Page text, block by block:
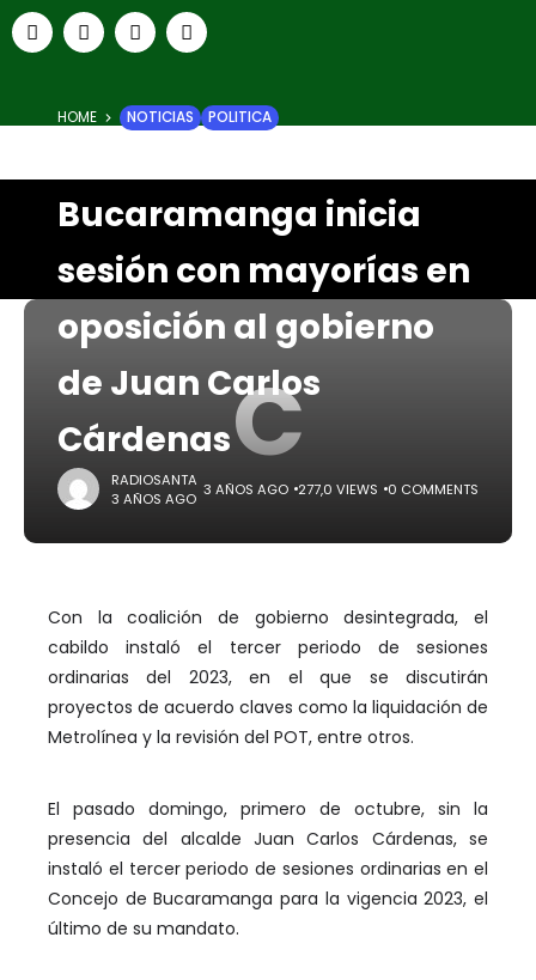
C
HOME NOTICIAS POLITICA
Bucaramanga inicia
sesión con mayorías en
oposición al gobierno
de Juan Carlos
Cárdenas
RADIOSANTA
3 AÑOS AGO 3 AÑOS AGO 277,0 VIEWS 0 COMMENTS
Con la coalición de gobierno desintegrada, el
cabildo instaló el tercer periodo de sesiones
ordinarias del 2023, en el que se discutirán
proyectos de acuerdo claves como la liquidación de
Metrolínea y la revisión del POT, entre otros.
El pasado domingo, primero de octubre, sin la
presencia del alcalde Juan Carlos Cárdenas, se
instaló el tercer periodo de sesiones ordinarias en el
Concejo de Bucaramanga para la vigencia 2023, el
último de su mandato.